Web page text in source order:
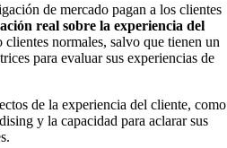
de mercado pagan a los clientes
real sobre la experiencia del
normales, salvo que tienen un
para evaluar sus experiencias de
de la experiencia del cliente, como
y la capacidad para aclarar sus